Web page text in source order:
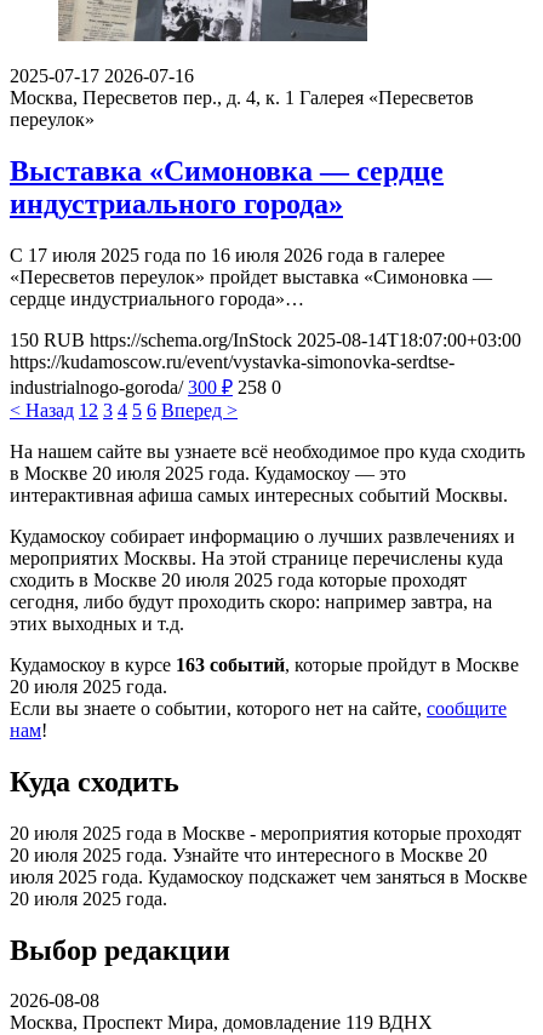
2025-07-17 2026-07-16
Москва, Пересветов пер., д. 4, к. 1 Галерея «Пересветов
переулок»
Выставка «Симоновка — сердце
индустриального города»
С 17 июля 2025 года по 16 июля 2026 года в галерее
«Пересветов переулок» пройдет выставка «Симоновка —
сердце индустриального города»…
150 RUB https://schema.org/InStock 2025-08-14T18:07:00+03:00
https://kudamoscow.ru/event/vystavka-simonovka-serdtse-
industrialnogo-goroda/ 300 ₽ 258 0
< Назад 1 2 3 4 5 6 Вперед >
На нашем сайте вы узнаете всё необходимое про куда сходить
в Москве 20 июля 2025 года. Кудамоскоу — это
интерактивная афиша самых интересных событий Москвы.
Кудамоскоу собирает информацию о лучших развлечениях и
мероприятих Москвы. На этой странице перечислены куда
сходить в Москве 20 июля 2025 года которые проходят
сегодня, либо будут проходить скоро: например завтра, на
этих выходных и т.д.
Кудамоскоу в курсе 163 событий, которые пройдут в Москве
20 июля 2025 года.
Если вы знаете о событии, которого нет на сайте, сообщите
нам!
Куда сходить
20 июля 2025 года в Москве - мероприятия которые проходят
20 июля 2025 года. Узнайте что интересного в Москве 20
июля 2025 года. Кудамоскоу подскажет чем заняться в Москве
20 июля 2025 года.
Выбор редакции
2026-08-08
Москва, Проспект Мира, домовладение 119 ВДНХ